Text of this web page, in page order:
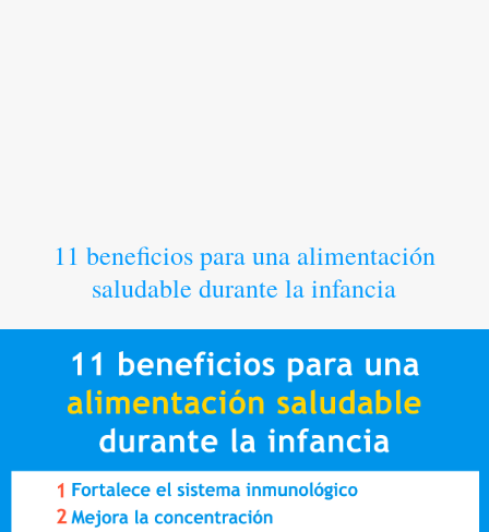
11 beneficios para una alimentación
saludable durante la infancia